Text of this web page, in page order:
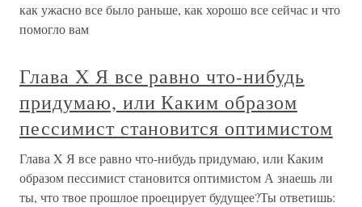
как ужасно все было раньше, как хорошо все сейчас и что
помогло вам
Глава X Я все равно что-нибудь
придумаю, или Каким образом
пессимист становится оптимистом
Глава X Я все равно что-нибудь придумаю, или Каким
образом пессимист становится оптимистом А знаешь ли
ты, что твое прошлое проецирует будущее?Ты ответишь: